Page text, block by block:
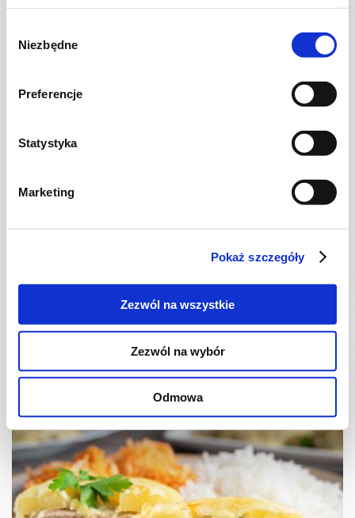
zgody
Niezbędne
Preferencje
Statystyka
Marketing
Pokaż szczegóły
Zezwól na wszystkie
Zezwól na wybór
Odmowa
Zupa jarzynowa z włoską kapustą